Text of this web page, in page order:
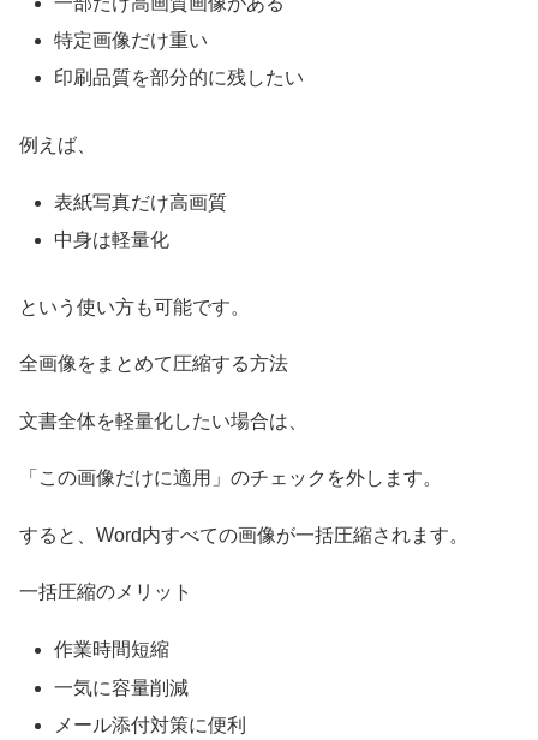
特定画像だけ重い
印刷品質を部分的に残したい
例えば、
表紙写真だけ高画質
中身は軽量化
という使い方も可能です。
全画像をまとめて圧縮する方法
文書全体を軽量化したい場合は、
「この画像だけに適用」のチェックを外します。
すると、Word内すべての画像が一括圧縮されます。
一括圧縮のメリット
作業時間短縮
一気に容量削減
メール添付対策に便利